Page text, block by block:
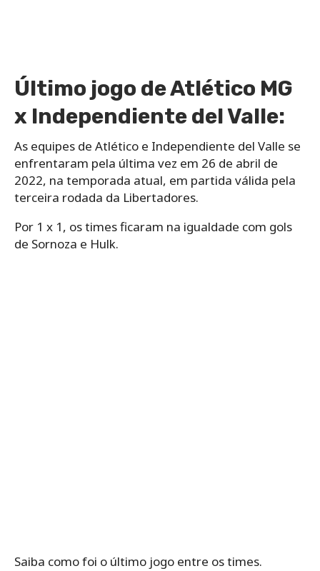
Último jogo de Atlético MG
x Independiente del Valle:
As equipes de Atlético e Independiente del Valle se
enfrentaram pela última vez em 26 de abril de
2022, na temporada atual, em partida válida pela
terceira rodada da Libertadores.
Por 1 x 1, os times ficaram na igualdade com gols
de Sornoza e Hulk.
Saiba como foi o último jogo entre os times.